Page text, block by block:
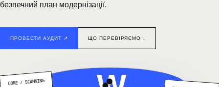
безпечний план модернізації.
ПРОВЕСТИ АУДИТ ↗︎ ЩО ПЕРЕВІРЯЄМО ↓
CORE / SCANNING